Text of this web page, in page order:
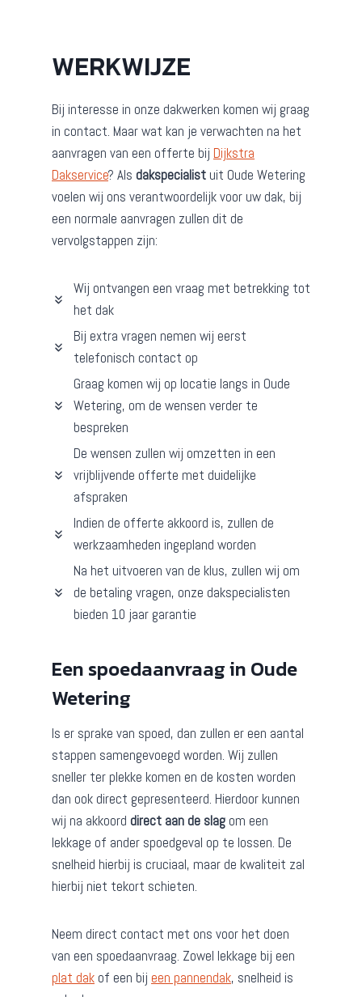
WERKWIJZE
Bij interesse in onze dakwerken komen wij graag
in contact. Maar wat kan je verwachten na het
aanvragen van een offerte bij Dijkstra
Dakservice? Als dakspecialist uit Oude Wetering
voelen wij ons verantwoordelijk voor uw dak, bij
een normale aanvragen zullen dit de
vervolgstappen zijn:
Wij ontvangen een vraag met betrekking tot
het dak
Bij extra vragen nemen wij eerst
telefonisch contact op
Graag komen wij op locatie langs in Oude
Wetering, om de wensen verder te
bespreken
De wensen zullen wij omzetten in een
vrijblijvende offerte met duidelijke
afspraken
Indien de offerte akkoord is, zullen de
werkzaamheden ingepland worden
Na het uitvoeren van de klus, zullen wij om
de betaling vragen, onze dakspecialisten
bieden 10 jaar garantie
Een spoedaanvraag in Oude
Wetering
Is er sprake van spoed, dan zullen er een aantal
stappen samengevoegd worden. Wij zullen
sneller ter plekke komen en de kosten worden
dan ook direct gepresenteerd. Hierdoor kunnen
wij na akkoord direct aan de slag om een
lekkage of ander spoedgeval op te lossen. De
snelheid hierbij is cruciaal, maar de kwaliteit zal
hierbij niet tekort schieten.
Neem direct contact met ons voor het doen
van een spoedaanvraag. Zowel lekkage bij een
plat dak of een bij een pannendak, snelheid is